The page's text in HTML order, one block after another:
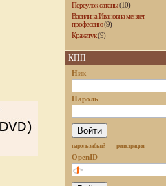
Переулок сатаны(10)
Василина Ивановна меняет
профессию(9)
Кракатук(9)
КПП
Ник
Пароль
пароль забыт? регистрация
OpenID